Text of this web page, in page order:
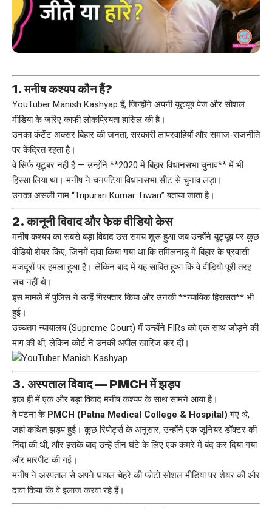
1. मनीष कश्यप कौन हैं?
YouTuber Manish Kashyap हैं, जिन्होंने अपनी यूट्यूब पेज और सोशल
मीडिया के जरिए काफी लोकप्रियता हासिल की है।
उनका कंटेंट अक्सर बिहार की जनता, सरकारी लापरवाहियों और समाज-राजनीति
पर केंद्रित रहता है।
वे सिर्फ यूटूबर नहीं हैं — उन्होंने **2020 में बिहार विधानसभा चुनाव** में भी
हिस्सा लिया था। मनीष ने चनपटिया विधानसभा सीट से चुनाव लड़ा।
उनका असली नाम “Tripurari Kumar Tiwari” बताया जाता है।
2. कानूनी विवाद और फेक वीडियो केस
मनीष कश्यप का सबसे बड़ा विवाद उस समय शुरू हुआ जब उन्होंने यूट्यूब पर कुछ
वीडियो शेयर किए, जिनमें दावा किया गया था कि तमिलनाडु में बिहार के प्रवासी
मजदूरों पर हमला हुआ है। लेकिन बाद में यह साबित हुआ कि वे वीडियो पूरी तरह
सच नहीं थे।
इस मामले में पुलिस ने उन्हें गिरफ्तार किया और उनकी **न्यायिक हिरासत** भी
हुई।
उच्चतम न्यायालय (Supreme Court) में उन्होंने FIRs को एक साथ जोड़ने की
मांग की थी, लेकिन कोर्ट ने उनकी अपील खारिज कर दी।
3. अस्पताल विवाद — PMCH में झड़प
हाल ही में एक और बड़ा विवाद मनीष कश्यप के साथ सामने आया है।
वे पटना के PMCH (Patna Medical College & Hospital) गए थे,
जहां कथित झड़प हुई। कुछ रिपोर्ट्स के अनुसार, उन्होंने एक जूनियर डॉक्टर की
निंदा की थी, और इसके बाद उन्हें तीन घंटे के लिए एक कमरे में बंद कर दिया गया
और मारपीट की गई।
मनीष ने अस्पताल से अपने घायल चेहरे की फोटो सोशल मीडिया पर शेयर की और
दावा किया कि वे इलाज करवा रहे हैं।